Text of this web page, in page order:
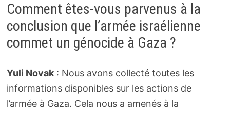
Comment êtes-vous parvenus à la
conclusion que l’armée israélienne
commet un génocide à Gaza ?
Yuli Novak: Nous avons collecté toutes les
informations disponibles sur les actions de
l’armée à Gaza. Cela nous a amenés à la